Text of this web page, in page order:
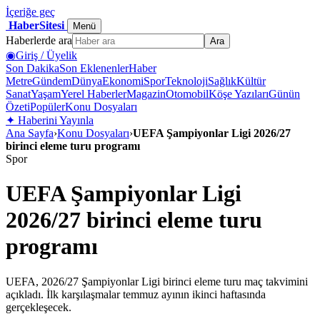
İçeriğe geç
HaberSitesi
Menü
Haberlerde ara Ara
◉Giriş / Üyelik
Son DakikaSon EklenenlerHaber
MetreGündemDünyaEkonomiSporTeknolojiSağlıkKültür
SanatYaşamYerel HaberlerMagazinOtomobilKöşe YazılarıGünün
ÖzetiPopülerKonu Dosyaları
✦ Haberini Yayınla
Ana Sayfa›Konu Dosyaları›UEFA Şampiyonlar Ligi 2026/27
birinci eleme turu programı
Spor
UEFA Şampiyonlar Ligi
2026/27 birinci eleme turu
programı
UEFA, 2026/27 Şampiyonlar Ligi birinci eleme turu maç takvimini
açıkladı. İlk karşılaşmalar temmuz ayının ikinci haftasında
gerçekleşecek.